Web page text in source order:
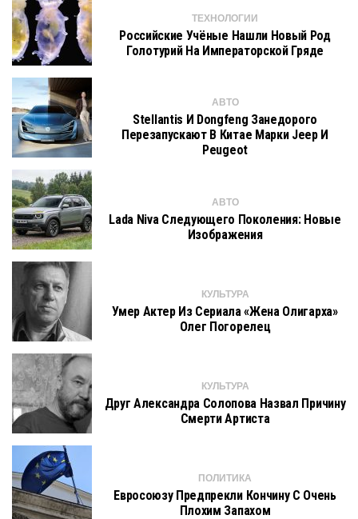
ТЕХНОЛОГИИ
Российские Учёные Нашли Новый Род
Голотурий На Императорской Гряде
АВТО
Stellantis И Dongfeng Занедорого
Перезапускают В Китае Марки Jeep И
Peugeot
АВТО
Lada Niva Следующего Поколения: Новые
Изображения
КУЛЬТУРА
Умер Актер Из Сериала «Жена Олигарха»
Олег Погорелец
КУЛЬТУРА
Друг Александра Солопова Назвал Причину
Смерти Артиста
ПОЛИТИКА
Евросоюзу Предпрекли Кончину С Очень
Плохим Запахом